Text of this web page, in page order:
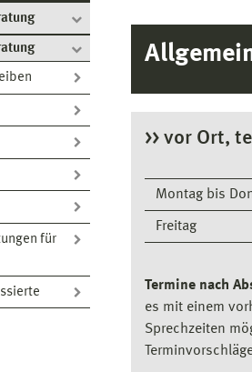
für
>> vor Ort,
Montag bis
Freitag
Termine nach
es mit einem
Sprechzeiten